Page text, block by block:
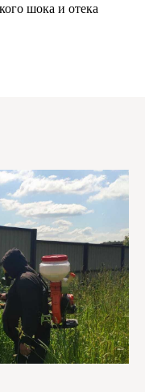
шока и отека